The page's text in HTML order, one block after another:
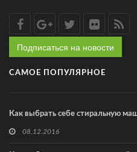
Подписаться на новости
САМОЕ ПОПУЛЯРНОЕ
Как выбрать себе стиральную
08.12.2016